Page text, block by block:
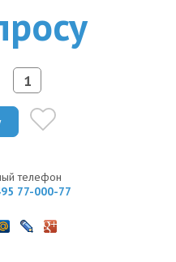
телефон
77-000-77